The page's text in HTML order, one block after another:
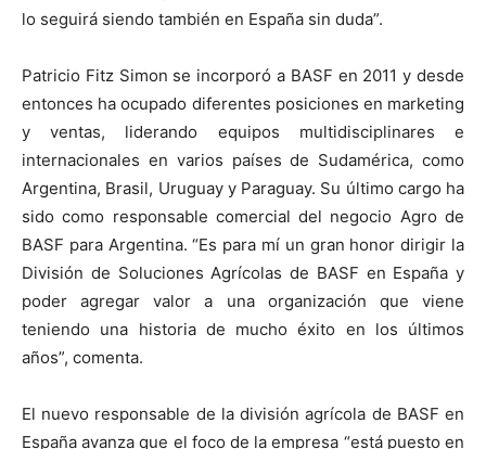
lo seguirá siendo también en España sin duda”.
Patricio Fitz Simon se incorporó a BASF en 2011 y desde
entonces ha ocupado diferentes posiciones en marketing
y ventas, liderando equipos multidisciplinares e
internacionales en varios países de Sudamérica, como
Argentina, Brasil, Uruguay y Paraguay. Su último cargo ha
sido como responsable comercial del negocio Agro de
BASF para Argentina. “Es para mí un gran honor dirigir la
División de Soluciones Agrícolas de BASF en España y
poder agregar valor a una organización que viene
teniendo una historia de mucho éxito en los últimos
años”, comenta.
El nuevo responsable de la división agrícola de BASF en
España avanza que el foco de la empresa “está puesto en